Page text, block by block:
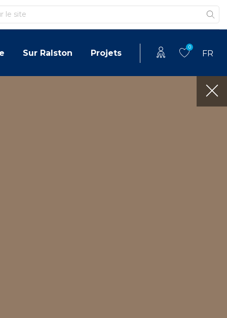
Sur Ralston Projets
0
FR